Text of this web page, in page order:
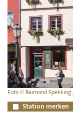
Foto © Raimond
Station merken